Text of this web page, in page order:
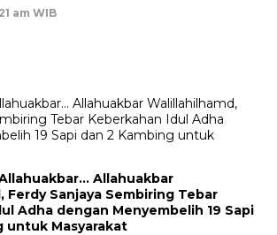
am WIB
Allahuakbar
Ferdy Sanjaya Sembiring Tebar
Adha dengan Menyembelih 19 Sapi
untuk Masyarakat